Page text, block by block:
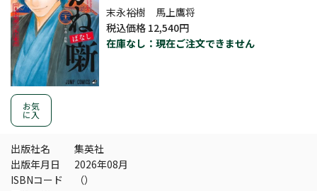
お気
に入
末永裕樹 馬上鷹将
税込価格 12,540円
在庫なし：現在ご注文できません
出版社名
集英社
出版年月日
2026年08月
ISBNコード
（）